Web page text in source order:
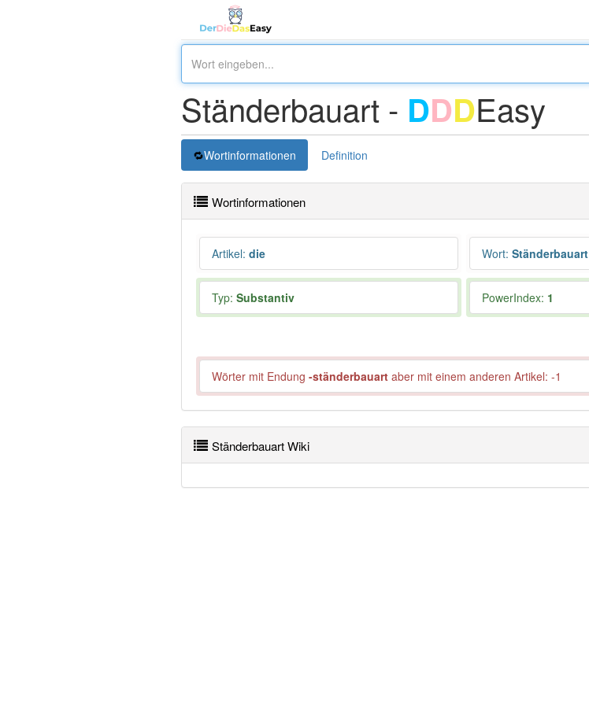
Ständerbauart - DDDEasy
Wortinformationen Definition
Wortinformationen
Artikel: die Wort: Ständerbauart
Typ: Substantiv PowerIndex: 1
Wörter mit Endung -ständerbauart aber mit einem anderen Artikel: -1
Ständerbauart Wiki